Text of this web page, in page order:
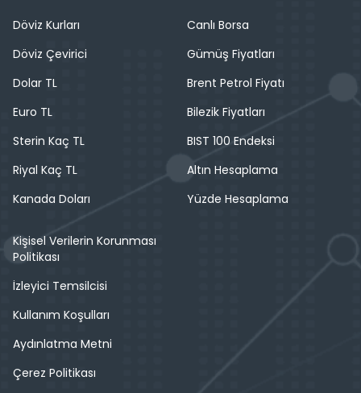
Döviz Kurları
Döviz Çevirici
Dolar TL
Euro TL
Sterin Kaç TL
Riyal Kaç TL
Kanada Doları
Canlı Borsa
Gümüş Fiyatları
Brent Petrol Fiyatı
Bilezik Fiyatları
BIST 100 Endeksi
Altın Hesaplama
Yüzde Hesaplama
Kişisel Verilerin Korunması
Politikası
İzleyici Temsilcisi
Kullanım Koşulları
Aydınlatma Metni
Çerez Politikası